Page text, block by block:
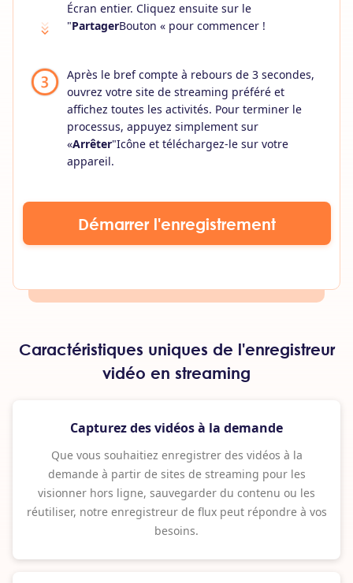
Écran entier. Cliquez ensuite sur le
"PartagerBouton « pour commencer !
Après le bref compte à rebours de 3 secondes,
ouvrez votre site de streaming préféré et
affichez toutes les activités. Pour terminer le
processus, appuyez simplement sur
«Arrêter"Icône et téléchargez-le sur votre
appareil.
Démarrer l'enregistrement
Caractéristiques uniques de l'enregistreur
vidéo en streaming
Capturez des vidéos à la demande
Que vous souhaitiez enregistrer des vidéos à la
demande à partir de sites de streaming pour les
visionner hors ligne, sauvegarder du contenu ou les
réutiliser, notre enregistreur de flux peut répondre à vos
besoins.